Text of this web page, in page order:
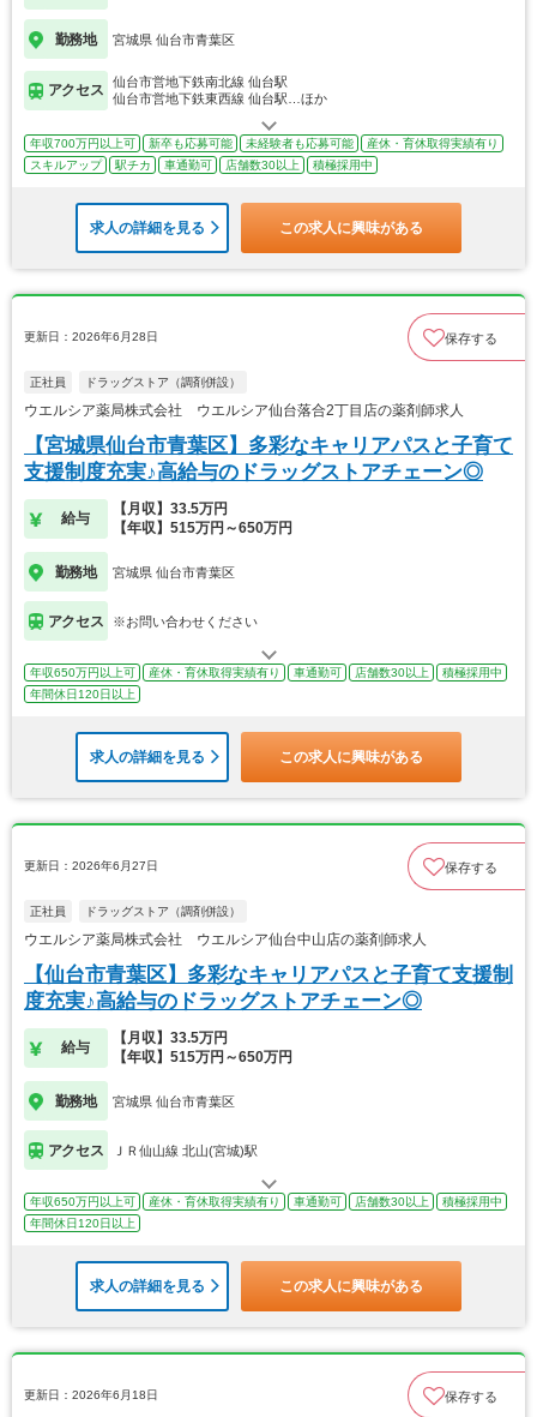
勤務地 宮城県 仙台市青葉区
アクセス
仙台市営地下鉄南北線 仙台駅
仙台市営地下鉄東西線 仙台駅…ほか
年収700万円以上可 新卒も応募可能 未経験者も応募可能
産休・育休取得実績有り
スキルアップ
駅チカ 車通勤可 店舗数30以上 積極採用中
求人の詳細を見る この求人に興味がある
更新日：2026年6月28日 保存する
正社員 ドラッグストア（調剤併設）
ウエルシア薬局株式会社 ウエルシア仙台落合2丁目店の薬剤師求人
【宮城県仙台市青葉区】多彩なキャリアパスと子育て
支援制度充実♪高給与のドラッグストアチェーン◎
給与
【月収】33.5万円
【年収】515万円～650万円
勤務地 宮城県 仙台市青葉区
アクセス ※お問い合わせください
年収650万円以上可 産休・育休取得実績有り 車通勤可 店舗数30以上
積極採用中
年間休日120日以上
求人の詳細を見る この求人に興味がある
更新日：2026年6月27日 保存する
正社員 ドラッグストア（調剤併設）
ウエルシア薬局株式会社 ウエルシア仙台中山店の薬剤師求人
【仙台市青葉区】多彩なキャリアパスと子育て支援制
度充実♪高給与のドラッグストアチェーン◎
給与
【月収】33.5万円
【年収】515万円～650万円
勤務地 宮城県 仙台市青葉区
アクセス ＪＲ仙山線 北山(宮城)駅
年収650万円以上可 産休・育休取得実績有り 車通勤可 店舗数30以上
積極採用中
年間休日120日以上
求人の詳細を見る この求人に興味がある
更新日：2026年6月18日 保存する